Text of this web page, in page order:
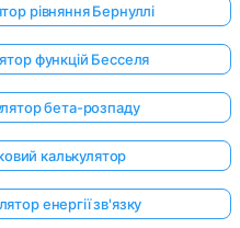
рівняння Бернуллі
функцій Бесселя
бета-розпаду
калькулятор
енергії зв'язку